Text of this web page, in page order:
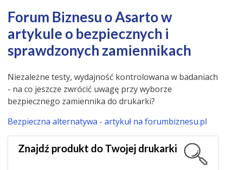
Forum Biznesu o Asarto w
artykule o bezpiecznych i
sprawdzonych zamiennikach
Niezależne testy, wydajność kontrolowana w badaniach
- na co jeszcze zwrócić uwagę przy wyborze
bezpiecznego zamiennika do drukarki?
Bezpieczna alternatywa - artykuł na forumbiznesu.pl
Znajdź produkt do Twojej drukarki